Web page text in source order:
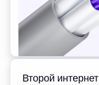
Второй интернет